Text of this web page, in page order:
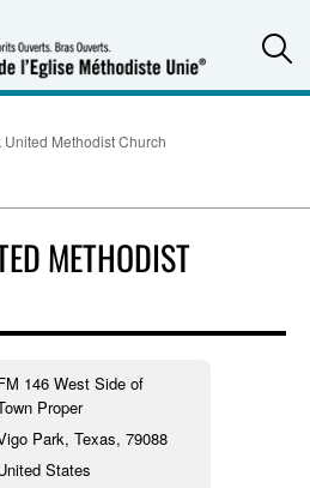
United Methodist Church
METHODIST
146 West Side of
Proper
Park, Texas, 79088
States